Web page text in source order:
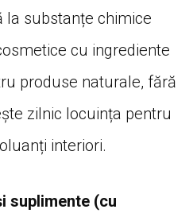
la substanțe chimice
cu ingrediente
produse naturale, fără
zilnic locuința pentru
interiori.
suplimente (cu